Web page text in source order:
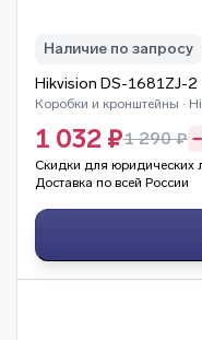
Наличие по запросу
Hikvision DS-1681ZJ-2
Коробки и кронштейны ·
1 032 ₽1 290 ₽
Скидки для юридических
Доставка по всей России